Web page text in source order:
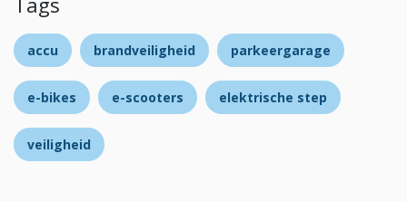
accu brandveiligheid parkeergarage
e-bikes e-scooters elektrische step
veiligheid